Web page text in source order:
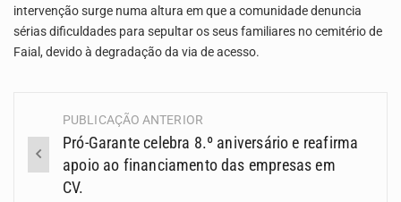
intervenção surge numa altura em que a comunidade denuncia
sérias dificuldades para sepultar os seus familiares no cemitério de
Faial, devido à degradação da via de acesso.
Navegação
(Posts)
PUBLICAÇÃO ANTERIOR
Pró-Garante celebra 8.º aniversário e reafirma
apoio ao financiamento das empresas em
CV.